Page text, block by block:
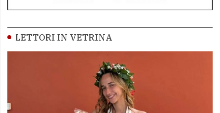
LETTORI IN VETRINA